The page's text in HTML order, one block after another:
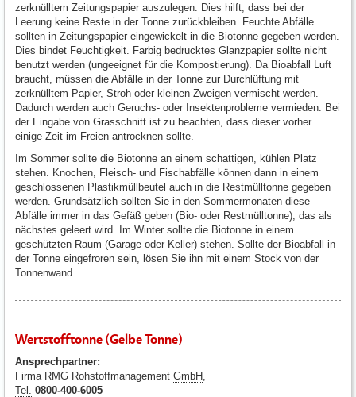
zerknülltem Zeitungspapier auszulegen. Dies hilft, dass bei der
Leerung keine Reste in der Tonne zurückbleiben. Feuchte Abfälle
sollten in Zeitungspapier eingewickelt in die Biotonne gegeben werden.
Dies bindet Feuchtigkeit. Farbig bedrucktes Glanzpapier sollte nicht
benutzt werden (ungeeignet für die Kompostierung). Da Bioabfall Luft
braucht, müssen die Abfälle in der Tonne zur Durchlüftung mit
zerknülltem Papier, Stroh oder kleinen Zweigen vermischt werden.
Dadurch werden auch Geruchs- oder Insektenprobleme vermieden. Bei
der Eingabe von Grasschnitt ist zu beachten, dass dieser vorher
einige Zeit im Freien antrocknen sollte.
Im Sommer sollte die Biotonne an einem schattigen, kühlen Platz
stehen. Knochen, Fleisch- und Fischabfälle können dann in einem
geschlossenen Plastikmüllbeutel auch in die Restmülltonne gegeben
werden. Grundsätzlich sollten Sie in den Sommermonaten diese
Abfälle immer in das Gefäß geben (Bio- oder Restmülltonne), das als
nächstes geleert wird. Im Winter sollte die Biotonne in einem
geschützten Raum (Garage oder Keller) stehen. Sollte der Bioabfall in
der Tonne eingefroren sein, lösen Sie ihn mit einem Stock von der
Tonnenwand.
Wertstofftonne (Gelbe Tonne)
Ansprechpartner:
Firma RMG Rohstoffmanagement GmbH
Tel. 0800-400-6005